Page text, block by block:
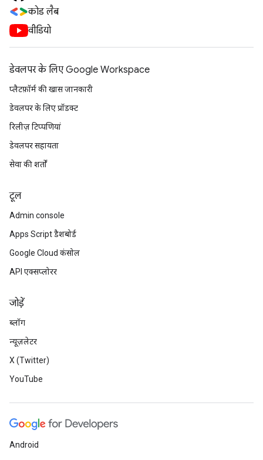
कोड लैब
वीडियो
डेवलपर के लिए Google Workspace
प्लैटफ़ॉर्म की खास जानकारी
डेवलपर के लिए प्रॉडक्ट
रिलीज़ टिप्पणियां
डेवलपर सहायता
सेवा की शर्तों
टूल
Admin console
Apps Script डैशबोर्ड
Google Cloud कंसोल
API एक्सप्लोरर
जोड़ें
ब्लॉग
न्यूज़लेटर
X (Twitter)
YouTube
Android